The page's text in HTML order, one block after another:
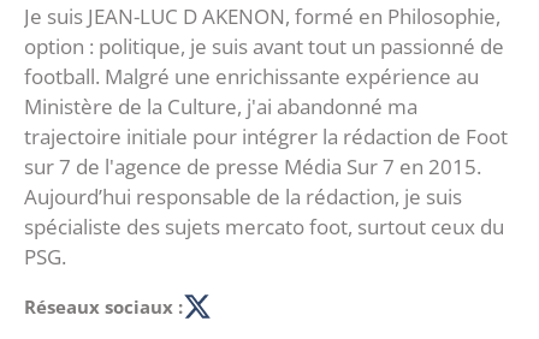
Je suis JEAN-LUC D AKENON, formé en Philosophie,
option : politique, je suis avant tout un passionné de
football. Malgré une enrichissante expérience au
Ministère de la Culture, j'ai abandonné ma
trajectoire initiale pour intégrer la rédaction de Foot
sur 7 de l'agence de presse Média Sur 7 en 2015.
Aujourd’hui responsable de la rédaction, je suis
spécialiste des sujets mercato foot, surtout ceux du
PSG.
Réseaux sociaux :